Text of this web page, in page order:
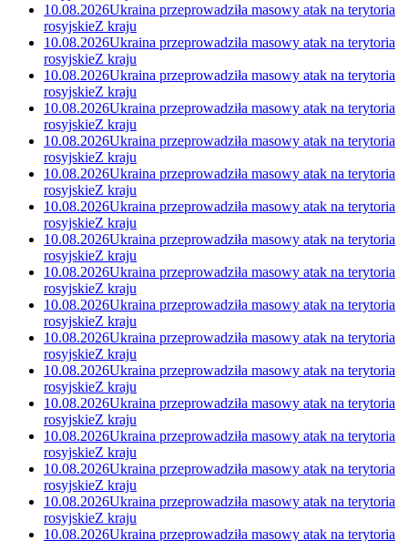
10.08.2026Ukraina przeprowadziła masowy atak na terytoria
rosyjskieZ kraju
10.08.2026Ukraina przeprowadziła masowy atak na terytoria
rosyjskieZ kraju
10.08.2026Ukraina przeprowadziła masowy atak na terytoria
rosyjskieZ kraju
10.08.2026Ukraina przeprowadziła masowy atak na terytoria
rosyjskieZ kraju
10.08.2026Ukraina przeprowadziła masowy atak na terytoria
rosyjskieZ kraju
10.08.2026Ukraina przeprowadziła masowy atak na terytoria
rosyjskieZ kraju
10.08.2026Ukraina przeprowadziła masowy atak na terytoria
rosyjskieZ kraju
10.08.2026Ukraina przeprowadziła masowy atak na terytoria
rosyjskieZ kraju
10.08.2026Ukraina przeprowadziła masowy atak na terytoria
rosyjskieZ kraju
10.08.2026Ukraina przeprowadziła masowy atak na terytoria
rosyjskieZ kraju
10.08.2026Ukraina przeprowadziła masowy atak na terytoria
rosyjskieZ kraju
10.08.2026Ukraina przeprowadziła masowy atak na terytoria
rosyjskieZ kraju
10.08.2026Ukraina przeprowadziła masowy atak na terytoria
rosyjskieZ kraju
10.08.2026Ukraina przeprowadziła masowy atak na terytoria
rosyjskieZ kraju
10.08.2026Ukraina przeprowadziła masowy atak na terytoria
rosyjskieZ kraju
10.08.2026Ukraina przeprowadziła masowy atak na terytoria
rosyjskieZ kraju
10.08.2026Ukraina przeprowadziła masowy atak na terytoria